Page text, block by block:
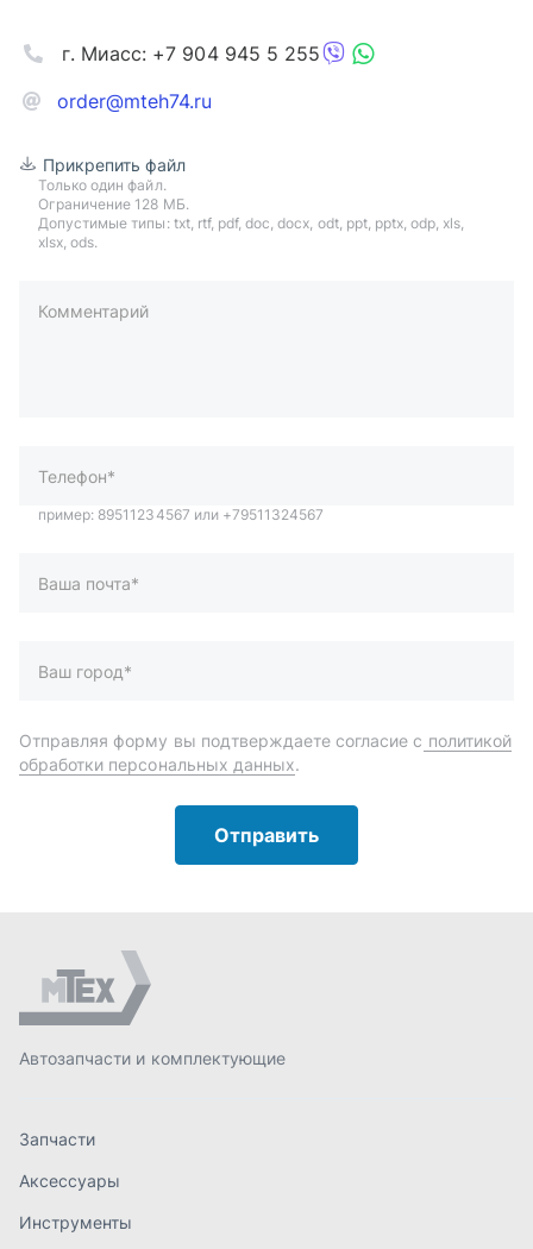
order@mteh74.ru
г. Миасс: +7 904 945 5 255
Прикрепить файл
Только один файл.
Ограничение 128 МБ.
Допустимые типы: txt, rtf, pdf, doc, docx, odt, ppt, pptx, odp, xls,
xlsx, ods.
Комментарий
пример: 89511234567 или +79511324567
Отправить
Автозапчасти и комплектующие
Масла и автохимия
Спецпредложения
Доставка и оплата
Контакты